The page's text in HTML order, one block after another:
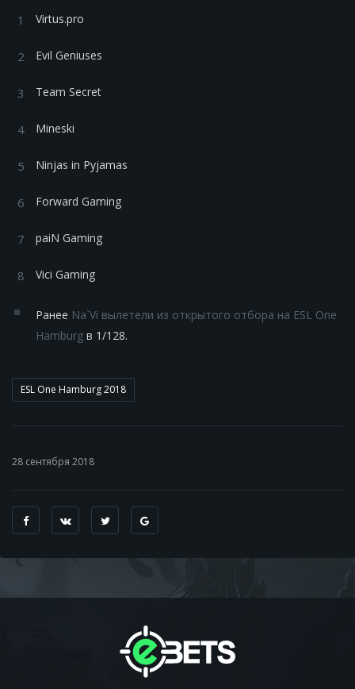
Virtus.pro
Evil Geniuses
Team Secret
Mineski
Ninjas in Pyjamas
Forward Gaming
paiN Gaming
Vici Gaming
Ранее Na`Vi вылетели из открытого отбора на ESL One
Hamburg в 1/128.
ESL One Hamburg 2018
28 сентября 2018